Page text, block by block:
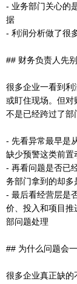
- 业务部门关心的
据
- 利润分析做了很
## 财务负责人先
很多企业一看到利
或盯住现场。但对
不是已经跨过了部
- 先看异常最早是
缺少预警这类前置
- 再看问题是否已
务部门拿到的却多
- 最后看经营层是
价、投入和项目推
部问题处理
## 为什么问题会
很多企业真正缺的